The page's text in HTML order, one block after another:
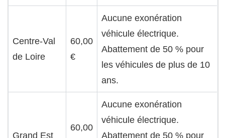
Centre-Val
de Loire
60,00
€
Aucune exonération
véhicule électrique.
Abattement de 50 % pour
les véhicules de plus de 10
ans.
Grand Est
60,00
Aucune exonération
véhicule électrique.
Abattement de 50 % pour